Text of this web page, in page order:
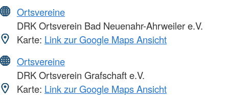
Ortsvereine
DRK Ortsverein Bad Neuenahr-Ahrweiler e.V.
Karte: Link zur Google Maps Ansicht
Ortsvereine
DRK Ortsverein Grafschaft e.V.
Karte: Link zur Google Maps Ansicht